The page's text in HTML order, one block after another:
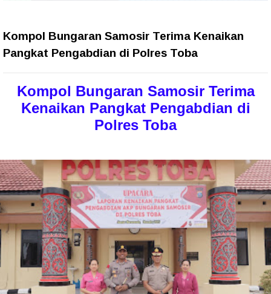
Kompol Bungaran Samosir Terima Kenaikan
Pangkat Pengabdian di Polres Toba
Kompol Bungaran Samosir Terima
Kenaikan Pangkat Pengabdian di
Polres Toba